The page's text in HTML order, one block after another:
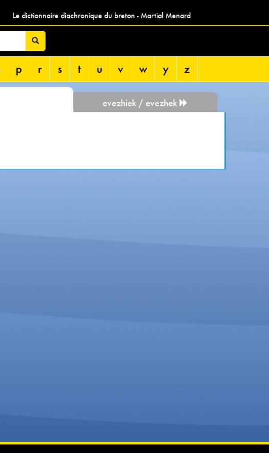
Le dictionnaire diachronique du breton - Martial Menard
p r s t u v w y z
evezhiek / evezhek